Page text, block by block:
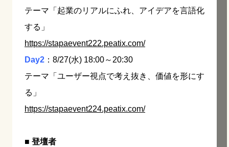
テーマ「起業のリアルにふれ、アイデアを言語化
する」
https://stapaevent222.peatix.com/
Day2 ：8/27(水) 18:00～20:30
テーマ「ユーザー視点で考え抜き、価値を形にす
る」
https://stapaevent224.peatix.com/
■ 登壇者